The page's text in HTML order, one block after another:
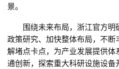
景。
围绕未来布局，浙江官方明
政策研究、加快整体布局，不断
解堵点卡点，为产业发展提供
通创新，探索重大科研设施设